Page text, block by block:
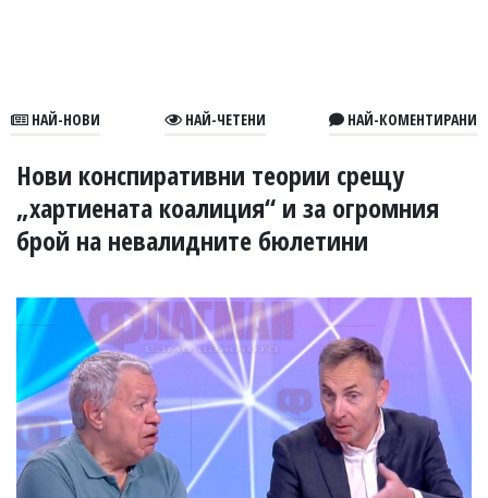
В
УКРАЙНА
СПОРТ
РАЗСЛЕДВАНЕ
БИЗНЕС
ЮГ
Управители:
Веселин
Василев,
email:
v.vasilev@flagman.bg
Катя
НАЙ-НОВИ НАЙ-ЧЕТЕНИ НАЙ-КОМЕНТИРАНИ
Нови конспиративни теории срещу
„хартиената коалиция“ и за огромния
брой на невалидните бюлетини